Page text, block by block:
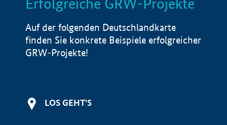
LISTE Info
Auf der folgenden Deutschlandkarte
finden Sie konkrete Beispiele erfolgreicher
GRW-Projekte!
LOS GEHT'S